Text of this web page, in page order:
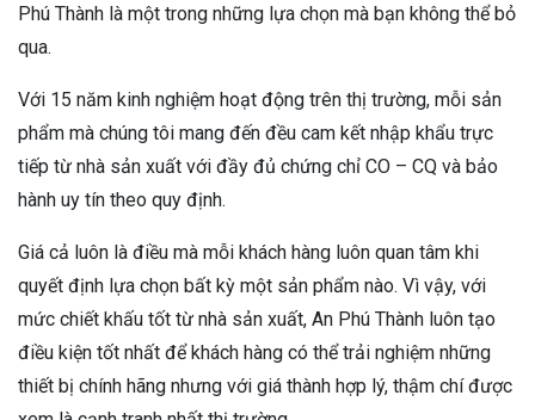
Phú Thành là một trong những lựa chọn mà bạn không thể bỏ
qua.
Với 15 năm kinh nghiệm hoạt động trên thị trường, mỗi sản
phẩm mà chúng tôi mang đến đều cam kết nhập khẩu trực
tiếp từ nhà sản xuất với đầy đủ chứng chỉ CO – CQ và bảo
hành uy tín theo quy định.
Giá cả luôn là điều mà mỗi khách hàng luôn quan tâm khi
quyết định lựa chọn bất kỳ một sản phẩm nào. Vì vậy, với
mức chiết khấu tốt từ nhà sản xuất, An Phú Thành luôn tạo
điều kiện tốt nhất để khách hàng có thể trải nghiệm những
thiết bị chính hãng nhưng với giá thành hợp lý, thậm chí được